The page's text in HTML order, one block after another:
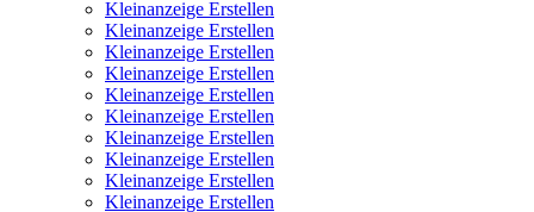
Kleinanzeige Erstellen
Kleinanzeige Erstellen
Kleinanzeige Erstellen
Kleinanzeige Erstellen
Kleinanzeige Erstellen
Kleinanzeige Erstellen
Kleinanzeige Erstellen
Kleinanzeige Erstellen
Kleinanzeige Erstellen
Kleinanzeige Erstellen